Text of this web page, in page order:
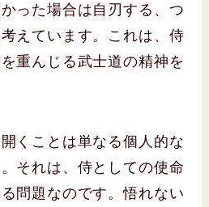
った場合は自刃する、つ
えています。これは、侍
重んじる武士道の精神を
くことは単なる個人的な
それは、侍としての使命
問題なのです。悟れない